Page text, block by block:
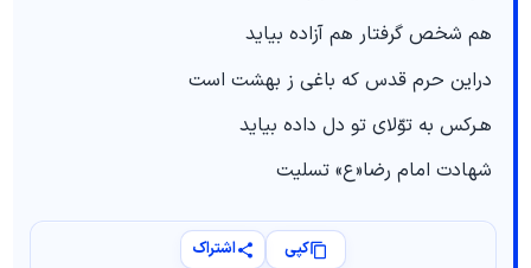
هم شخص گرفتار هم آزاده بیاید
دراین حرم قدس که باغی ز بهشت است
هـرکس به توّلای تو دل داده بیاید
شهادت امام رضا«ع» تسلیت
کپی اشتراک